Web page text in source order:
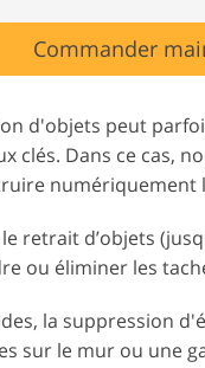
Commander
d'objets peut
clés. Dans ce cas,
numériquement
retrait d’objets
ou éliminer les
la suppression
sur le mur ou une